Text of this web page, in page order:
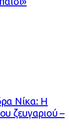
Νίκα: Η
ζευγαριού –